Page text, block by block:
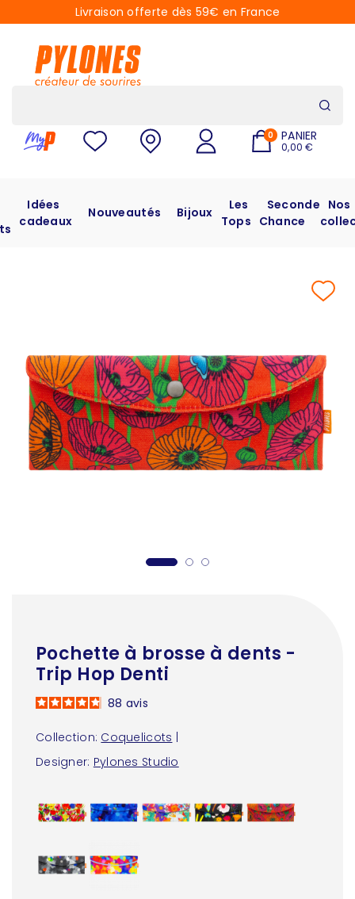
Livraison offerte dès 59€ en France
0 PANIER
0,00 €
Idées
cadeaux
Nouveautés Bijoux
Les
Tops
Seconde
Chance
Nos
Pochette à brosse à dents -
Trip Hop Denti
Collection: Coquelicots
Designer: Pylones Studio
88 avis